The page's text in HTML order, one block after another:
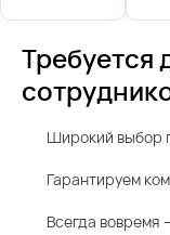
Требуется
Широкий выбор
Гарантируем
Всегда вовремя